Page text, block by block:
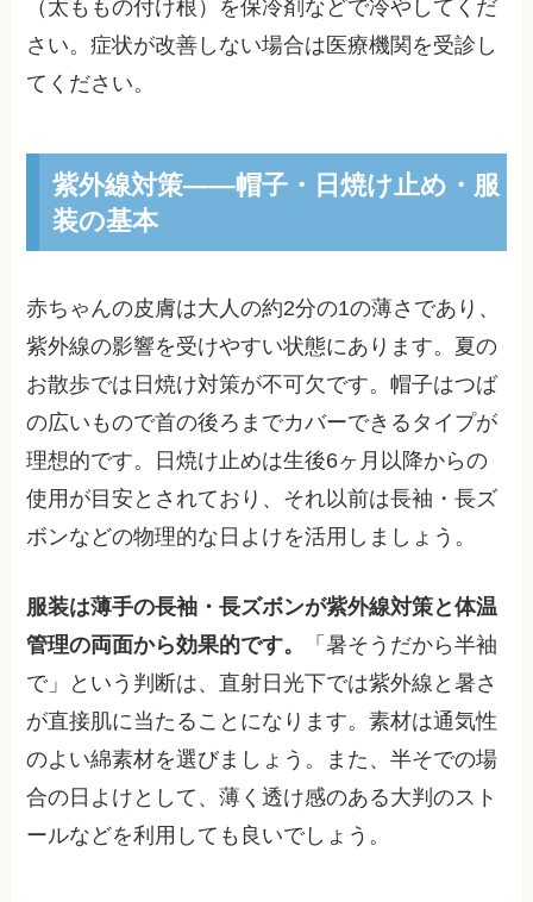
（太ももの付け根）を保冷剤などで冷やしてくだ
さい。症状が改善しない場合は医療機関を受診し
てください。
紫外線対策——帽子・日焼け止め・服
装の基本
赤ちゃんの皮膚は大人の約2分の1の薄さであり、
紫外線の影響を受けやすい状態にあります。夏の
お散歩では日焼け対策が不可欠です。帽子はつば
の広いもので首の後ろまでカバーできるタイプが
理想的です。日焼け止めは生後6ヶ月以降からの
使用が目安とされており、それ以前は長袖・長ズ
ボンなどの物理的な日よけを活用しましょう。
服装は薄手の長袖・長ズボンが紫外線対策と体温
管理の両面から効果的です。
「暑そうだから半袖
で」という判断は、直射日光下では紫外線と暑さ
が直接肌に当たることになります。素材は通気性
のよい綿素材を選びましょう。また、半そでの場
合の日よけとして、薄く透け感のある大判のスト
ールなどを利用しても良いでしょう。